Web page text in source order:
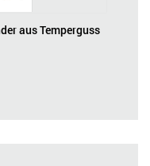
aus Temperguss